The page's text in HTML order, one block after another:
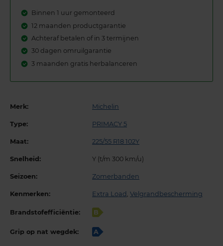
Binnen 1 uur gemonteerd
12 maanden productgarantie
Achteraf betalen of in 3 termijnen
30 dagen omruilgarantie
3 maanden gratis herbalanceren
Merk: Michelin
Type: PRIMACY 5
Maat: 225/55 R18 102Y
Snelheid: Y (t/m 300 km/u)
Seizoen: Zomerbanden
Kenmerken: Extra Load , Velgrandbescherming
Brandstofefficiëntie: B
Grip op nat wegdek: A